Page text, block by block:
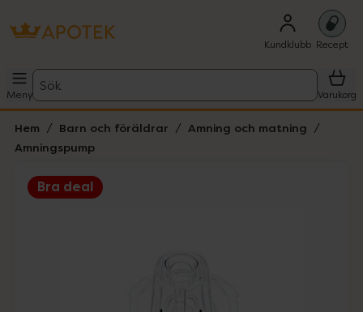
Kundklubb Recept
Meny
Sök
Varukorg
Hem Barn och föräldrar
Amning och matning
Amningspump
Bra deal